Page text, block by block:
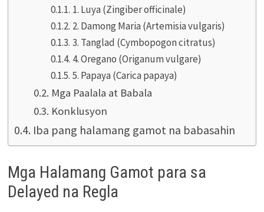
1. Luya (Zingiber officinale)
2. Damong Maria (Artemisia vulgaris)
3. Tanglad (Cymbopogon citratus)
4. Oregano (Origanum vulgare)
5. Papaya (Carica papaya)
Mga Paalala at Babala
Konklusyon
Iba pang halamang gamot na babasahin
Mga Halamang Gamot para sa
Delayed na Regla